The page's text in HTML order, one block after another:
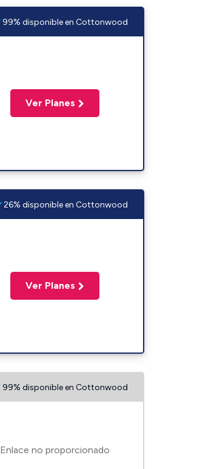
99% disponible en Cottonwood
Ver Planes
26% disponible en Cottonwood
Ver Planes
99% disponible en Cottonwood
Enlace no proporcionado